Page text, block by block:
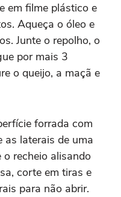
em filme plástico e
Aqueça o óleo e
Junte o repolho, o
por mais 3
o queijo, a maçã e
forrada com
as laterais de uma
recheio alisando
corte em tiras e
para não abrir.